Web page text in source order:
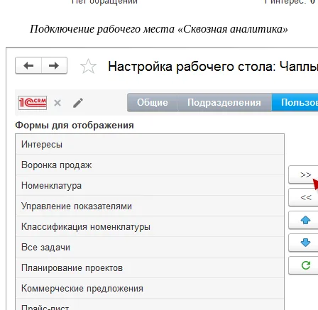
Подключение рабочего места «Сквозная аналитика»